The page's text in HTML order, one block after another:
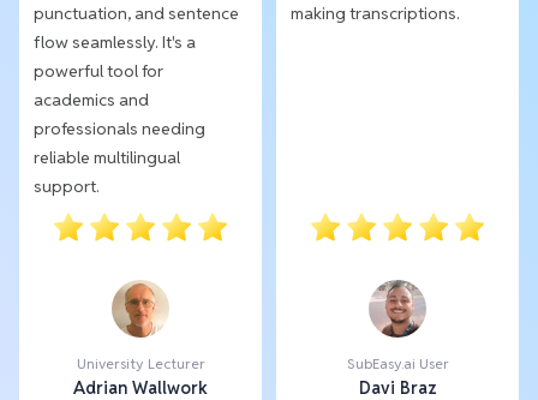
punctuation, and sentence
flow seamlessly. It's a
powerful tool for
academics and
professionals needing
reliable multilingual
support.
University Lecturer
Adrian Wallwork
making transcriptions.
SubEasy.ai User
Davi Braz